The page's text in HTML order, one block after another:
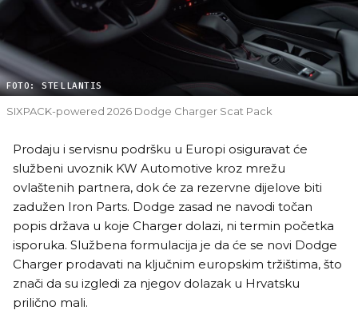
FOTO: STELLANTIS
SIXPACK-powered 2026 Dodge Charger Scat Pack
Prodaju i servisnu podršku u Europi osiguravat će
službeni uvoznik KW Automotive kroz mrežu
ovlaštenih partnera, dok će za rezervne dijelove biti
zadužen Iron Parts. Dodge zasad ne navodi točan
popis država u koje Charger dolazi, ni termin početka
isporuka. Službena formulacija je da će se novi Dodge
Charger prodavati na ključnim europskim tržištima, što
znači da su izgledi za njegov dolazak u Hrvatsku
prilično mali.